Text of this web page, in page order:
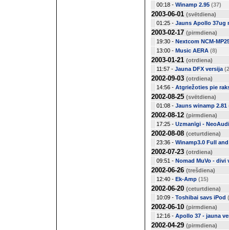
00:18 - Winamp 2.95 (37)
2003-06-01 (svētdiena)
01:25 - Jauns Apollo 37ug
2003-02-17 (pirmdiena)
19:30 - Nextcom NCM-
13:00 - Music AERA (8)
2003-01-21 (otrdiena)
11:57 - Jauna DFX versija
2002-09-03 (otrdiena)
14:56 - Atgriežoties pie
2002-08-25 (svētdiena)
01:08 - Jauns winamp 2.81
2002-08-12 (pirmdiena)
17:25 - Uzmanīgi -
2002-08-08 (ceturtdiena)
23:36 - Winamp3.0 Full
2002-07-23 (otrdiena)
09:51 - Nomad MuVo - divi
2002-06-26 (trešdiena)
12:40 - Ek-Amp (15)
2002-06-20 (ceturtdiena)
10:09 - Toshibai savs iPod
2002-06-10 (pirmdiena)
12:16 - Apollo 37 - jauna
2002-04-29 (pirmdiena)